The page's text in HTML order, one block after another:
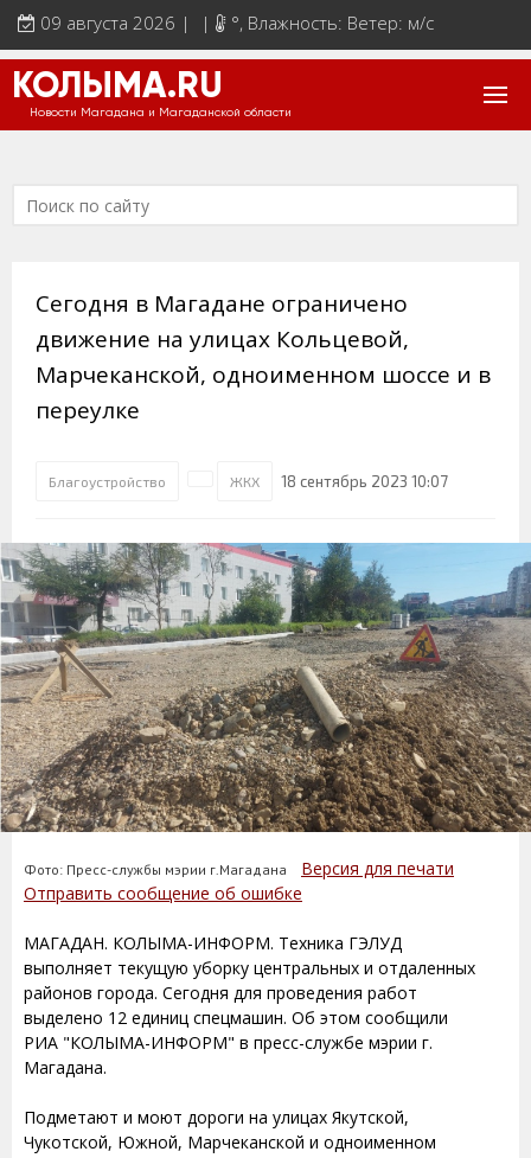
09 августа 2026 | | °, Влажность: Ветер: м/с
КОЛЫМА.RU
Новости Магадана и Магаданской области
Сегодня в Магадане ограничено
движение на улицах Кольцевой,
Марчеканской, одноименном шоссе и в
переулке
Благоустройство ЖКХ 18 сентябрь 2023 10:07
Фото: Пресс-службы мэрии г.Магадана Версия для печати
Отправить сообщение об ошибке
МАГАДАН. КОЛЫМА-ИНФОРМ. Техника ГЭЛУД
выполняет текущую уборку центральных и отдаленных
районов города. Сегодня для проведения работ
выделено 12 единиц спецмашин. Об этом сообщили
РИА "КОЛЫМА-ИНФОРМ" в пресс-службе мэрии г.
Магадана.
Подметают и моют дороги на улицах Якутской,
Чукотской, Южной, Марчеканской и одноименном